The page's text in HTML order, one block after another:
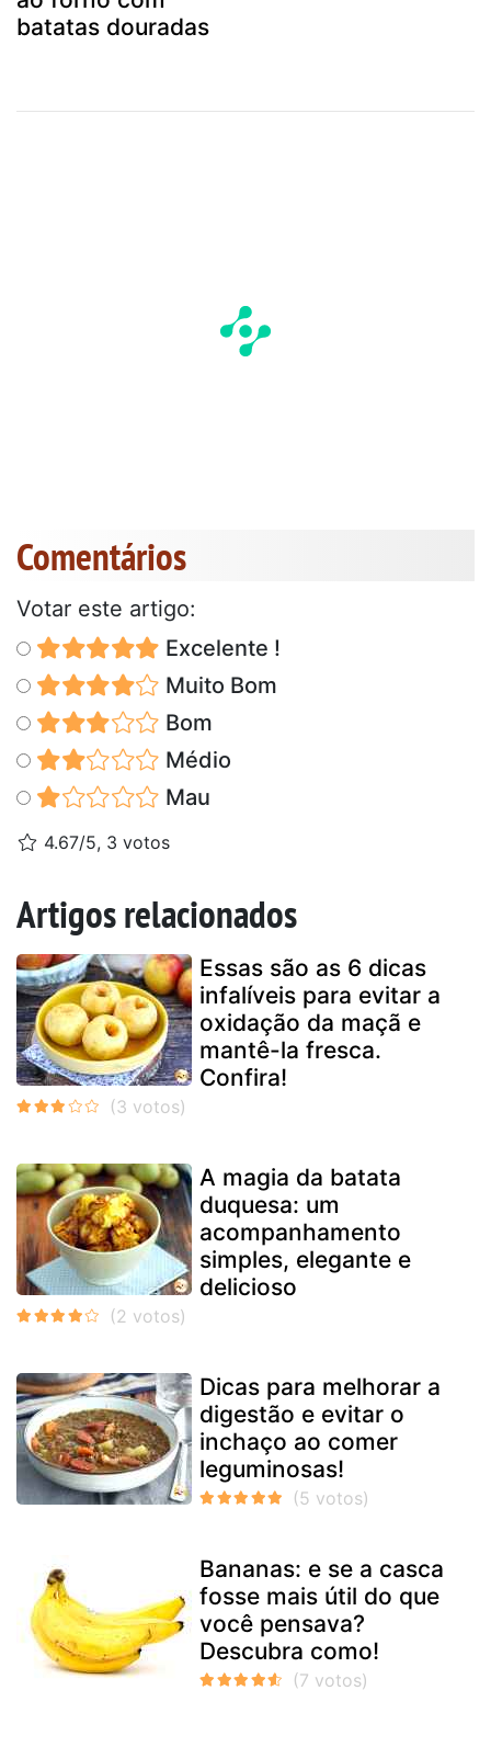
batatas douradas
Comentários
Votar este artigo:
Excelente !
Muito Bom
Bom
Médio
Mau
4.67/5, 3 votos
Artigos relacionados
Essas são as 6 dicas
infalíveis para evitar a
oxidação da maçã e
mantê-la fresca.
Confira!
A magia da batata
duquesa: um
acompanhamento
simples, elegante e
delicioso
Dicas para melhorar a
digestão e evitar o
inchaço ao comer
leguminosas!
Bananas: e se a casca
fosse mais útil do que
você pensava?
Descubra como!